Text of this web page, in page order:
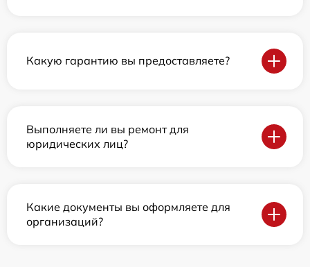
Какую гарантию вы предоставляете?
Выполняете ли вы ремонт для
юридических лиц?
Какие документы вы оформляете для
организаций?